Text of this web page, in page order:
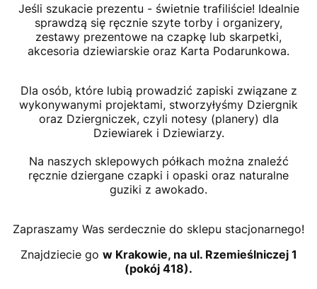
Jeśli szukacie prezentu - świetnie trafiliście! Idealnie
sprawdzą się ręcznie szyte torby i organizery,
zestawy prezentowe na czapkę lub skarpetki,
akcesoria dziewiarskie oraz Karta Podarunkowa.
Dla osób, które lubią prowadzić zapiski związane z
wykonywanymi projektami, stworzyłyśmy Dziergnik
oraz Dziergniczek, czyli notesy (planery) dla
Dziewiarek i Dziewiarzy.
Na naszych sklepowych półkach można znaleźć
ręcznie dziergane czapki i opaski oraz naturalne
guziki z awokado.
Zapraszamy Was serdecznie do sklepu stacjonarnego!
Znajdziecie go w Krakowie, na ul. Rzemieślniczej 1
(pokój 418).